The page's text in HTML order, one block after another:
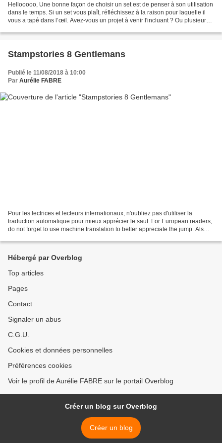
Hellooooo, Une bonne façon de choisir un set est de penser à son utilisation
dans le temps. Si un set vous plaît, réfléchissez à la raison pour laquelle il
vous a tapé dans l’œil. Avez-vous un projet à venir l'incluant ? Ou plusieurs ?
Stampstories 8 Gentlemans
Publié le 11/08/2018 à 10:00
Par Aurélie FABRE
Pour les lectrices et lecteurs internationaux, n'oubliez pas d'utiliser la
traduction automatique pour mieux apprécier le saut. For European readers,
do not forget to use machine translation to better appreciate the jump. Als
Hébergé par Overblog
Top articles
Pages
Contact
Signaler un abus
C.G.U.
Cookies et données personnelles
Préférences cookies
Voir le profil de Aurélie FABRE sur le portail Overblog
Créer un blog sur Overblog
Créer un blog